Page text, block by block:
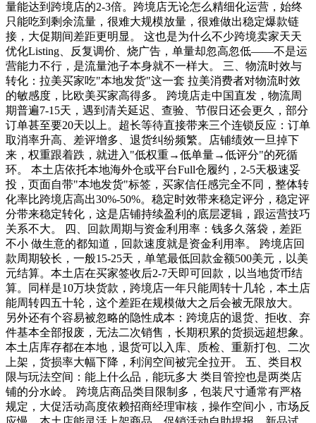
量能达到跨境店的2-3倍。跨境店无论怎么精细化运营，始终
只能吃到剩余流量，很难大规模放量，很难做出稳定爆款链
接，大促期间差距更明显。 这也是为什么不少跨境卖家天天
优化Listing、反复调价、烧广告，单量却忽高忽低——不是运
营能力不行，是流量池子本身就不一样大。 三、物流时效与
转化：拉美买家吃"本地发货"这一套 拉美消费者对物流时效
的敏感度，比欧美买家高得多。 跨境店走中国直发，物流周
期普遍7-15天，遇到清关延迟、查验、节假日还会更久，部分
订单甚至要20天以上。超长等待直接带来三个连锁反应：订单
取消率升高、差评增多、退货纠纷频繁。店铺绩效一旦掉下
来，权重跟着跌，就进入"低权重→低单量→低评分"的死循
环。 本土店依托本地海外仓或平台Full仓履约，2-5天极速妥
投，页面自带"本地发货"标签，买家信任感完全不同，整体转
化率比跨境店高出30%-50%。稳定时效带来稳定评分，稳定评
分带来稳定转化，这是店铺持续盈利的底层逻辑，跟运营技巧
关系不大。 四、回款周期与资金利用率：钱多久落袋，差距
不小 做生意的都知道，回款速度就是资金利用率。 跨境店回
款周期较长，一般15-25天，单笔最低回款金额500美元，以美
元结算。本土店在买家签收后2-7天即可回款，以当地货币结
算。同样是10万块货款，跨境店一年只能周转十几轮，本土店
能周转四五十轮，这个差距在规模做大之后会被无限放大。
另外还有个容易被忽略的隐性成本：跨境店的退货、拒收、弃
件基本全部报废，无法二次销售，长期积累的货损远超想象。
本土店库存都在本地，退货可以入库、质检、重新打包、二次
上架，货损率大幅下降，利润空间被完全拉开。 五、类目权
限与玩法空间：能上什么品，能玩多大 类目管控也是两类店
铺的分水岭。 跨境店商品类目限制多，包装尺寸通常有严格
规定，大促活动高度依赖招商经理审核，操作空间小，市场反